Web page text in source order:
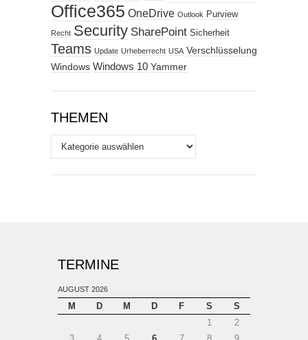
Office365 OneDrive Outlook Purview
Recht Security SharePoint Sicherheit
Teams Update Urheberrecht USA Verschlüsselung
Windows Windows 10 Yammer
THEMEN
Themen
TERMINE
AUGUST 2026
M D M D F S
S
1
2